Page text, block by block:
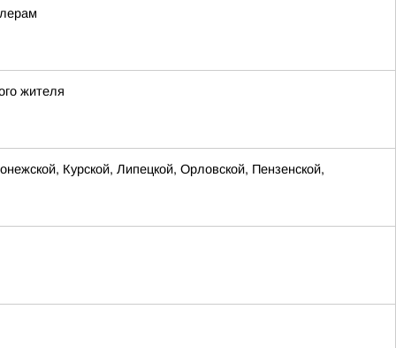
жителя
Курской, Липецкой, Орловской, Пензенской,